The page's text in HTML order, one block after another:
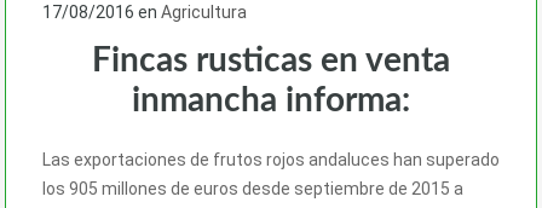
17/08/2016 en Agricultura
Fincas rusticas en venta
inmancha informa:
Las exportaciones de frutos rojos andaluces han superado
los 905 millones de euros desde septiembre de 2015 a